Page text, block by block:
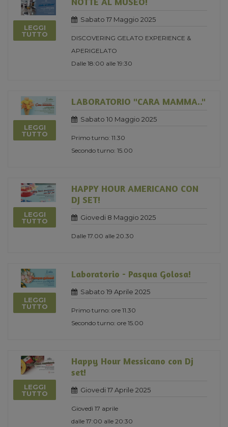
LEGGI
TUTTO
Sabato 17 Maggio 2025
DISCOVERING GELATO EXPERIENCE &
APERIGELATO
Dalle 18:00 alle 19:30
LEGGI
TUTTO
LABORATORIO "CARA MAMMA.."
Sabato 10 Maggio 2025
Primo turno: 11.30
Secondo turno: 15.00
LEGGI
TUTTO
HAPPY HOUR AMERICANO CON
DJ SET!
Giovedi 8 Maggio 2025
Dalle 17.00 alle 20.30
LEGGI
TUTTO
Laboratorio - Pasqua Golosa!
Sabato 19 Aprile 2025
Primo turno: ore 11.30
Secondo turno: ore 15.00
LEGGI
TUTTO
Happy Hour Messicano con Dj
set!
Giovedi 17 Aprile 2025
Giovedì 17 aprile
dalle 17:00 alle 20:30